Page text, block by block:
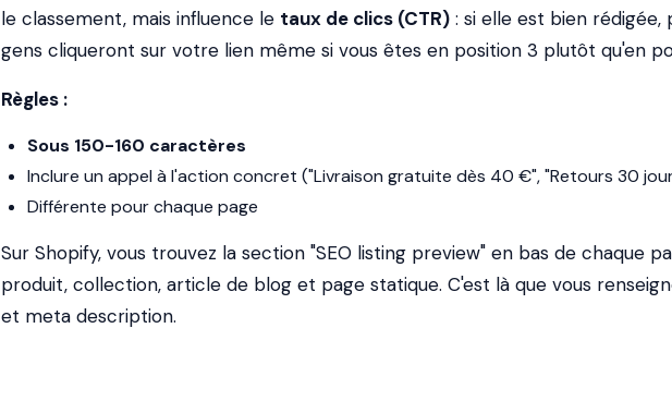
le classement, mais influence le taux de clics (CTR) : si elle est bien rédigée,
gens cliqueront sur votre lien même si vous êtes en position 3 plutôt qu'en
Règles :
Sous 150-160 caractères
Inclure un appel à l'action concret ("Livraison gratuite dès 40 €", "Retours 30
Différente pour chaque page
Sur Shopify, vous trouvez la section "SEO listing preview" en bas de chaque
produit, collection, article de blog et page statique. C'est là que vous
et meta description.